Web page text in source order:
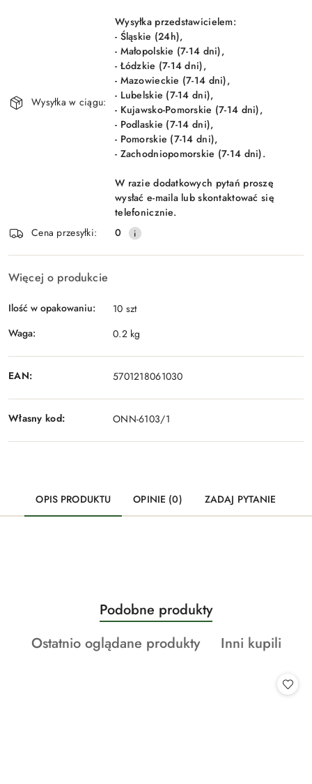
Wyślij
Wysyłka w ciągu:
Wysyłka przedstawicielem:
- Śląskie (24h),
- Małopolskie (7-14 dni),
- Łódzkie (7-14 dni),
- Mazowieckie (7-14 dni),
- Lubelskie (7-14 dni),
- Kujawsko-Pomorskie (7-14 dni),
- Podlaskie (7-14 dni),
- Pomorskie (7-14 dni),
- Zachodniopomorskie (7-14 dni).
W razie dodatkowych pytań proszę
wysłać e-maila lub skontaktować się
telefonicznie.
Cena przesyłki:
0
Więcej o produkcie
Ilość w opakowaniu:
10 szt
Waga:
0.2 kg
EAN: 5701218061030
Własny kod: ONN-6103/1
OPIS PRODUKTU OPINIE (0) ZADAJ PYTANIE
Pomiń karuzelę produktów
Produkty
o
statusie:
Podobne produkty
Produkty
Ostatnio oglądane produkty
Produkty
Inni kupili